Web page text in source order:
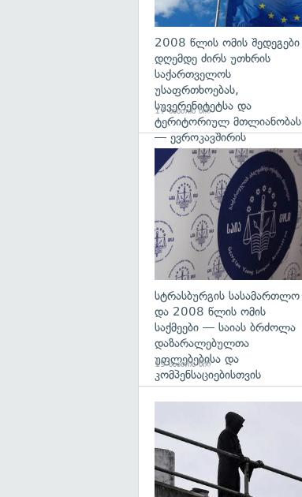
2008 წლის ომის შედეგები
დღემდე ძირს უთხრის
საქართველოს
უსაფრთხოებას,
სუვერენიტეტსა და
ტერიტორიულ მთლიანობას
— ევროკავშირის
პრესპიკერის განცხადება
17 საათის წინ
სტრასბურგის სასამართლო
და 2008 წლის ომის
საქმეები — საიას ბრძოლა
დაზარალებულთა
უფლებებისა და
კომპენსაციებისთვის
19 საათის წინ